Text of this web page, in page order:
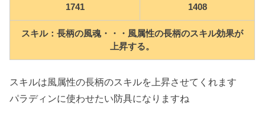
1741
1408
スキル：長柄の風魂・・・風属性の長柄のスキル効果が
上昇する。
スキルは風属性の長柄のスキルを上昇させてくれます
パラディンに使わせたい防具になりますね